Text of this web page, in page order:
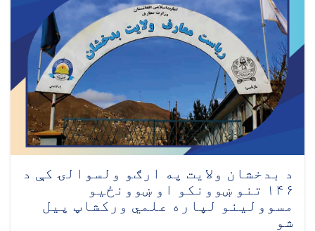
د بدخشان ولایت په ارګو ولسوالۍ کې د
۱۴۶ تنو ښوونکو او ښوونځیو
مسوولینو لپاره علمي ورکشاپ پیل
شو